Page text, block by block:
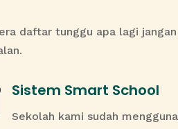
daftar tunggu apa lagi
Sistem Smart School
Sekolah kami sudah